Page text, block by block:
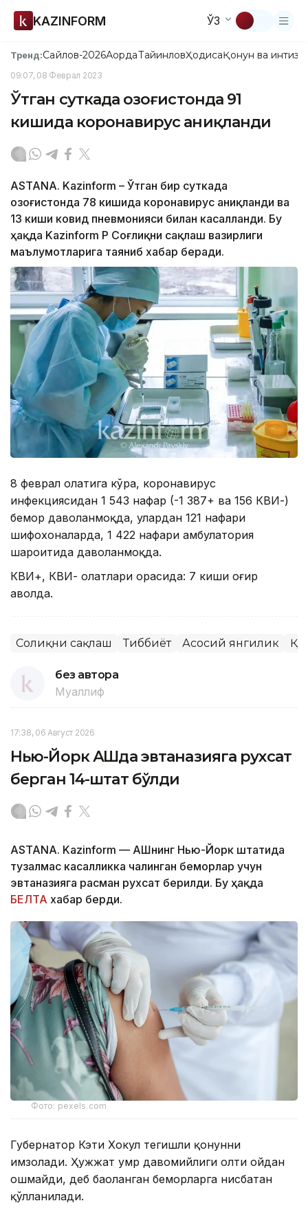
KAZINFORM ЎЗ
Тренд:Сайлов-2026АқордаТайинловҲодисаҚонун ва
09:07, 08 Феврал 2023
Ўтган суткада Қозоғистонда 91
кишида коронавирус аниқланди
ASTANА. Kazinform – Ўтган бир суткада
Қозоғистонда 78 кишида коронавирус аниқланди ва
13 киши ковид пневмонияси билан касалланди. Бу
ҳақда Kazinform ҚР Соғлиқни сақлаш вазирлиги
маълумотларига таяниб хабар беради.
8 феврал ҳолатига кўра, коронавирус
инфекциясидан 1 543 нафар (-1 387+ ва 156 КВИ-)
бемор даволанмоқда, улардан 121 нафари
шифохоналарда, 1 422 нафари амбулатория
шароитида даволанмоқда.
КВИ+, КВИ- ҳолатлари орасида: 7 киши оғир
аҳволда.
Соғлиқни сақлаш Тиббиёт Асосий янгилик ҚР
без автора
Муаллиф
17:38, 06 Август 2026
Нью-Йорк АҚШда эвтаназияга рухсат
берган 14-штат бўлди
ASTANA. Kazinform — АҚШнинг Нью-Йорк штатида
тузалмас касалликка чалинган беморлар учун
эвтаназияга расман рухсат берилди. Бу ҳақда
БЕЛТА хабар берди.
Фото: pexels.com
Губернатор Кэти Хокул тегишли қонунни
имзолади. Ҳужжат умр давомийлиги олти ойдан
ошмайди, деб баҳоланган беморларга нисбатан
қўлланилади.